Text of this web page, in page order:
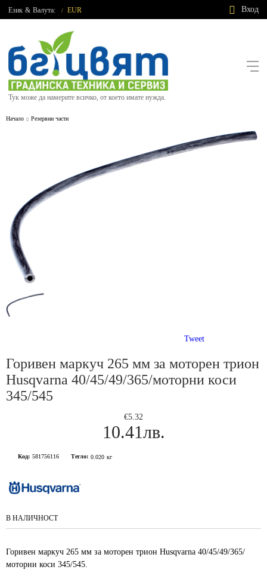
Език & Валута: / EUR Вход
Тук може да намерите всичко, от което имате нужда.
Начало Резервни части
Tweet
Горивен маркуч 265 мм за моторен трион
Husqvarna 40/45/49/365/моторни коси
345/545
€5.32
10.41лв.
Код: 581756116 Тегло: 0.020 кг
В НАЛИЧНОСТ
Горивен маркуч 265 мм за моторен трион Husqvarna 40/45/49/365/
моторни коси 345/545.